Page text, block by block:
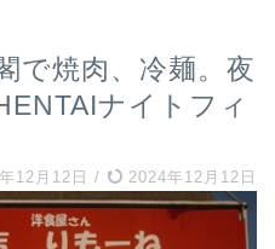
で焼肉、冷麺。夜
ナイトフィ
12月12日 / 2024年12月12日